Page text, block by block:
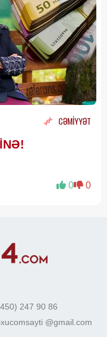
CƏMİYYƏT
0 0
247 90 86
@gmail.com